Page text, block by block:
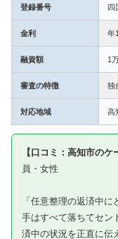
登録番号 四
金利 年
融資額 1
審査の特徴 独
対応地域 高
【口コミ：高知市のケ
員・女性
「任意整理の返済中
手はすべて落ちてセン
済中の状況を正直に伝